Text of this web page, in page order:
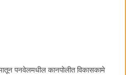
पनवेलमधील कानपोलीत विकासकामे